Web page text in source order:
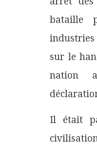
bataille
sur le
nation
Il était